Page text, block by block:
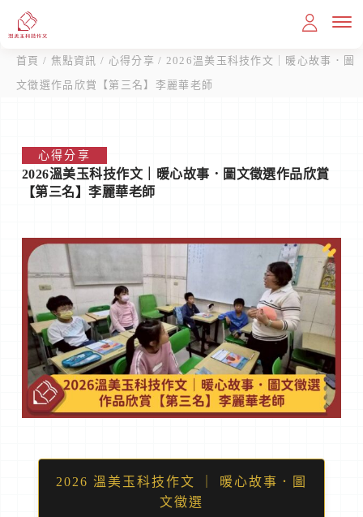
教育理念
課程內容
滿分作文
我想報名
加盟資訊
線上商城
首頁 / 焦點資訊 / 心得分享 / 2026溫美玉科技作文｜暖心故事．圖
文徵選作品欣賞【第三名】李麗華老師
心得分享
2026溫美玉科技作文｜暖心故事．圖文徵選作品欣賞
【第三名】李麗華老師
2026 溫美玉科技作文 ｜ 暖心故事．圖
文徵選